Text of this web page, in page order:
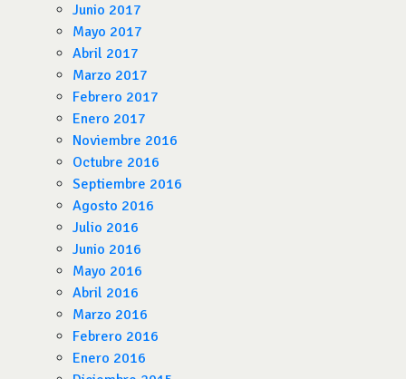
Junio 2017
Mayo 2017
Abril 2017
Marzo 2017
Febrero 2017
Enero 2017
Noviembre 2016
Octubre 2016
Septiembre 2016
Agosto 2016
Julio 2016
Junio 2016
Mayo 2016
Abril 2016
Marzo 2016
Febrero 2016
Enero 2016